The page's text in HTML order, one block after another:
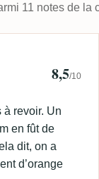
11 notes de
8,5/10
à revoir. Un
en fût de
dit, on a
d’orange